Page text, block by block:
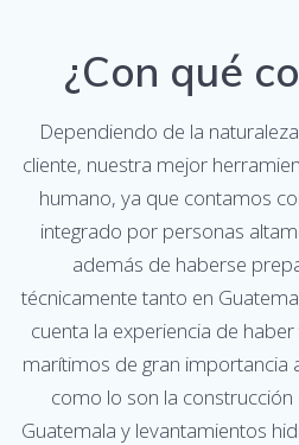
¿Con qué
Dependiendo de la
cliente, nuestra mejor
humano, ya que contamos
integrado por personas
además de haberse
técnicamente tanto en
cuenta la experiencia de
marítimos de gran importancia
como lo son la
Guatemala y levantamientos